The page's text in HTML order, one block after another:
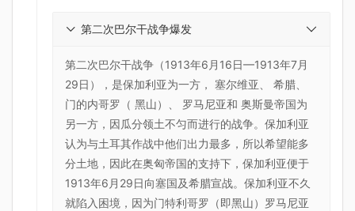
第二次巴尔干战争爆发
第二次巴尔干战争（1913年6月16日—1913年7月
29日），是保加利亚为一方， 塞尔维亚、 希腊、
门的内哥罗（ 黑山）、 罗马尼亚和 奥斯曼帝国为
另一方，因瓜分领土不匀而进行的战争。保加利亚
认为与土耳其作战中他们出力最多，所以希望能多
分土地，因此在奥匈帝国的支持下，保加利亚便于
1913年6月29日向塞国及希腊宣战。保加利亚不久
就陷入困境，因为门特利哥罗（即黑山）罗马尼亚